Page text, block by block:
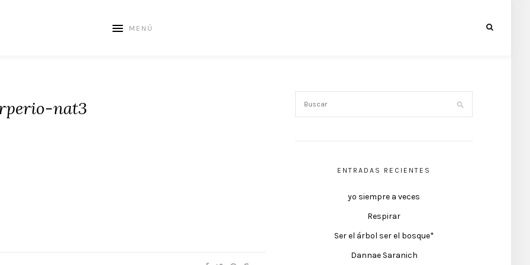
MENÚ
nat3
ENTRADAS RECIENTES
yo siempre a veces
Respirar
Ser el árbol ser el bosque*
Dannae Saranich